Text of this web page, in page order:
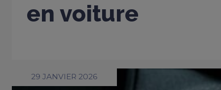
en voiture
29 JANVIER 2026